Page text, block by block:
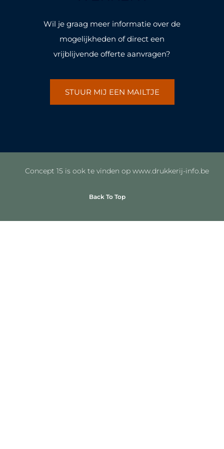
Wil je graag meer informatie over de
mogelijkheden of direct een
vrijblijvende offerte aanvragen?
STUUR MIJ EEN MAILTJE
Concept 15 is ook te vinden op www.drukkerij-info.be
Back To Top